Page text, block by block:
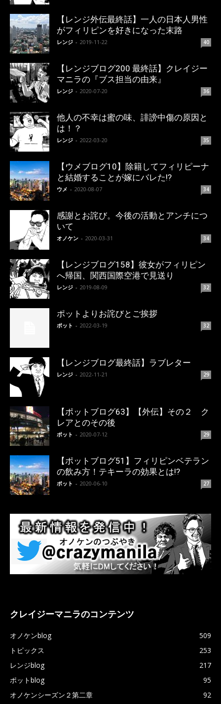
【レンジ外伝最終話】一人の日本人男性
がフィリピンを好きになった末路
レンジ - 2019-11-22 40
【レンジブログ200 最終話】クレイジー
マニラの『ブス担当の由来』
レンジ - 2020-07-20 36
他人の不幸は蜜の味、誹謗中傷の原因と
は！？
レンジ - 2022-03-20 35
【ウメブログ10】除籍してフィリピーナ
と結婚することが嫁にバレた!?
ウメ - 2020-08-07 34
感謝とお詫び。今後の活動とアンチにつ
いて
オノケン - 2020-03-31 34
【レンジブログ158】彼女がフィリピン
へ帰国、関西国際空港で見送り
レンジ - 2019-08-09 32
ポットよりお詫びとご挨拶
ポット - 2022-03-19 32
【レンジブログ最終話】ラブレター
レンジ - 2022-11-21 29
【ポットブログ63】【外伝】その２ ク
レアとのその後
ポット - 2020-07-12 29
【ポットブログ51】フィリピンベテラン
の飲み方！テキーラの効果とは!?
ポット - 2020-06-10 27
クレイジーマニラのコンテンツ
オノケンblog
509
トピックス
253
レンジblog
217
ポットblog
95
オノケンシーズン２第二章
92